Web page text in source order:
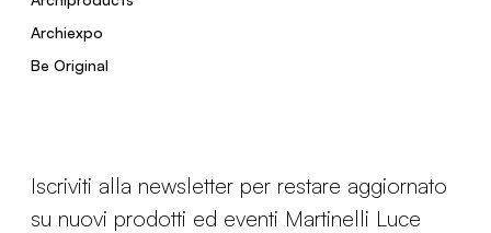
Archiexpo
Be Original
Iscriviti alla newsletter per restare aggiornato
su nuovi prodotti ed eventi Martinelli Luce